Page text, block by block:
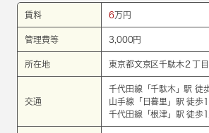
賃料 6万円
管理費等 3,000円
所在地 東京都文京区千駄木２丁
交通
千代田線 「千駄木」駅 徒
山手線 「 日暮里 」駅 徒歩
千代田線 「根津」駅 徒歩